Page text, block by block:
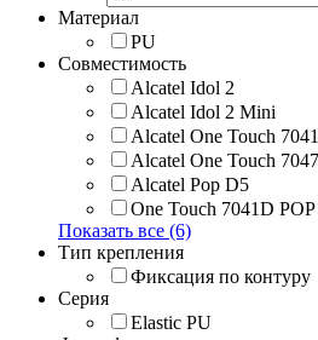
Материал
PU
Совместимость
Alcatel Idol 2
Alcatel Idol 2 Mini
Alcatel One Touch
Alcatel One Touch
Alcatel Pop D5
One Touch 7041D
Показать все (6)
Тип крепления
Фиксация по контуру
Серия
Elastic PU